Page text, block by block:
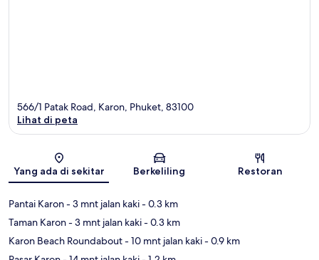
Peta
566/1 Patak Road, Karon, Phuket, 83100
Lihat di peta
Yang ada di sekitar Berkeliling Restoran
Pantai Karon- 3 mnt jalan kaki- 0.3 km
Taman Karon- 3 mnt jalan kaki- 0.3 km
Karon Beach Roundabout- 10 mnt jalan kaki- 0.9 km